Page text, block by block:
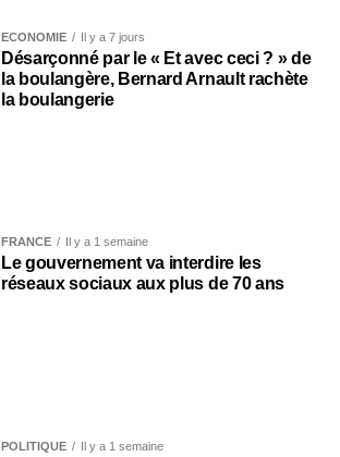
ECONOMIE Il y a 7 jours
Désarçonné par le « Et avec ceci ? » de
la boulangère, Bernard Arnault rachète
la boulangerie
FRANCE Il y a 1 semaine
Le gouvernement va interdire les
réseaux sociaux aux plus de 70 ans
POLITIQUE Il y a 1 semaine